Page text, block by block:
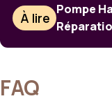
À lire
Pompe
FAQ